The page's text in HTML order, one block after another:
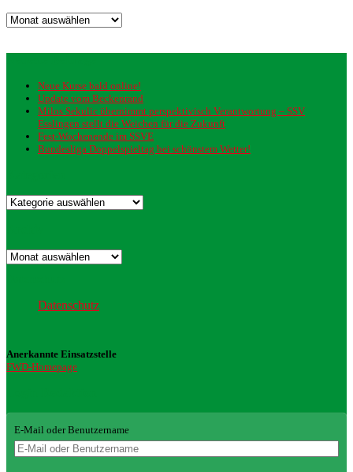
Archiv
Neue Kurse bald online!
Update vom Beckenrand
Milos Sekulic übernimmt perspektivisch Verantwortung – SSV
Esslingen stellt die Weichen für die Zukunft
Fest-Wochenende im SSVE
Bundesliga Doppelspieltag bei schönstem Wetter!
Kategorien
Archiv
Datenschutz
Anerkannte Einsatzstelle
FWD-Homepage
E-Mail oder Benutzername